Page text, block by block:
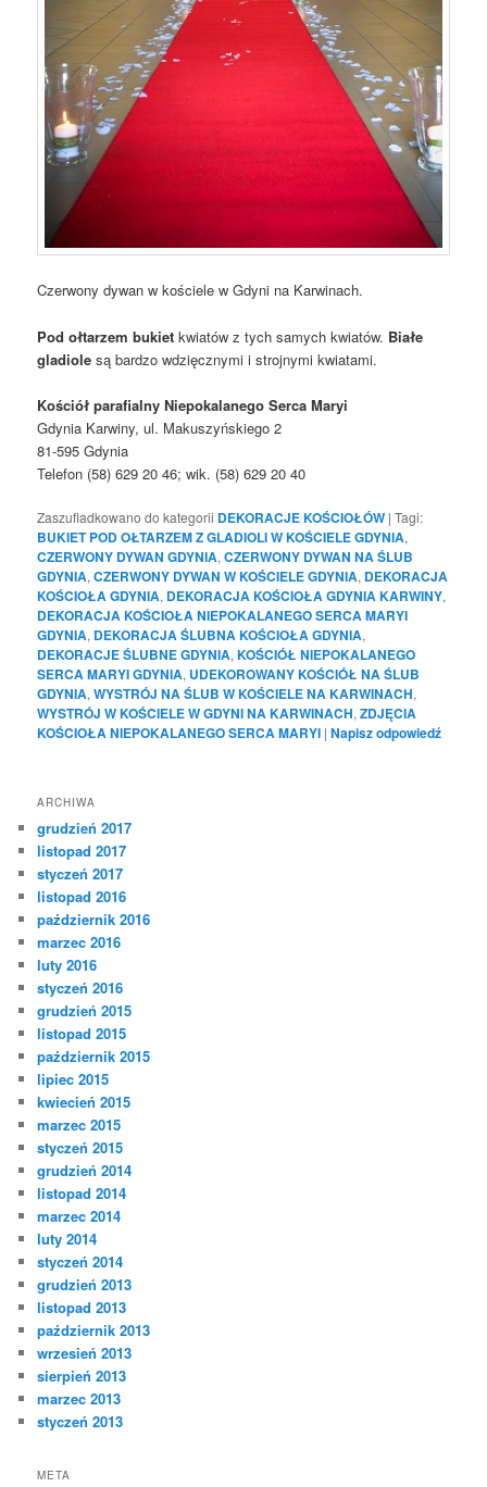
Czerwony dywan w kościele w Gdyni na Karwinach.
Pod ołtarzem bukiet kwiatów z tych samych kwiatów. Białe
gladiole są bardzo wdzięcznymi i strojnymi kwiatami.
Kościół parafialny Niepokalanego Serca Maryi
Gdynia Karwiny, ul. Makuszyńskiego 2
81-595 Gdynia
Telefon (58) 629 20 46; wik. (58) 629 20 40
Zaszufladkowano do kategorii DEKORACJE KOŚCIOŁÓW |Tagi:
BUKIET POD OŁTARZEM Z GLADIOLI W KOŚCIELE GDYNIA,
CZERWONY DYWAN GDYNIA,CZERWONY DYWAN NA ŚLUB
GDYNIA,CZERWONY DYWAN W KOŚCIELE GDYNIA, DEKORACJA
KOŚCIOŁA GDYNIA, DEKORACJA KOŚCIOŁA GDYNIA KARWINY,
DEKORACJA KOŚCIOŁA NIEPOKALANEGO SERCA MARYI
GDYNIA, DEKORACJA ŚLUBNA KOŚCIOŁA GDYNIA,
DEKORACJE ŚLUBNE GDYNIA,KOŚCIÓŁ NIEPOKALANEGO
SERCA MARYI GDYNIA, UDEKOROWANY KOŚCIÓŁ NA ŚLUB
GDYNIA,WYSTRÓJ NA ŚLUB W KOŚCIELE NA KARWINACH,
WYSTRÓJ W KOŚCIELE W GDYNI NA KARWINACH,ZDJĘCIA
KOŚCIOŁA NIEPOKALANEGO SERCA MARYI |Napisz odpowiedź
ARCHIWA
grudzień 2017
listopad 2017
styczeń 2017
listopad 2016
październik 2016
marzec 2016
luty 2016
styczeń 2016
grudzień 2015
listopad 2015
październik 2015
lipiec 2015
kwiecień 2015
marzec 2015
styczeń 2015
grudzień 2014
listopad 2014
marzec 2014
luty 2014
styczeń 2014
grudzień 2013
listopad 2013
październik 2013
wrzesień 2013
sierpień 2013
marzec 2013
styczeń 2013
META